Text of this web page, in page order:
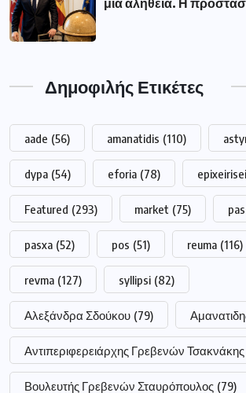
Δημοφιλής Ετικέτες
aade (56) amanatidis (110)
dypa (54) eforia (78)
Featured (293) market (75)
pasxa (52) pos (51) reuma (116)
revma (127) syllipsi (82)
Αλεξάνδρα Σδούκου (79)
Αντιπεριφερειάρχης Γρεβενών Τσακνάκης
Βουλευτής Γρεβενών Σταυρόπουλος (79)